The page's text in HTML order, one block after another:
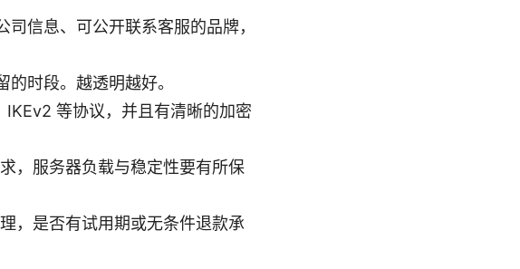
信息、可公开联系客服的品牌，
时段。越透明越好。
等协议，并且有清晰的加密
，服务器负载与稳定性要有所保
，是否有试用期或无条件退款承